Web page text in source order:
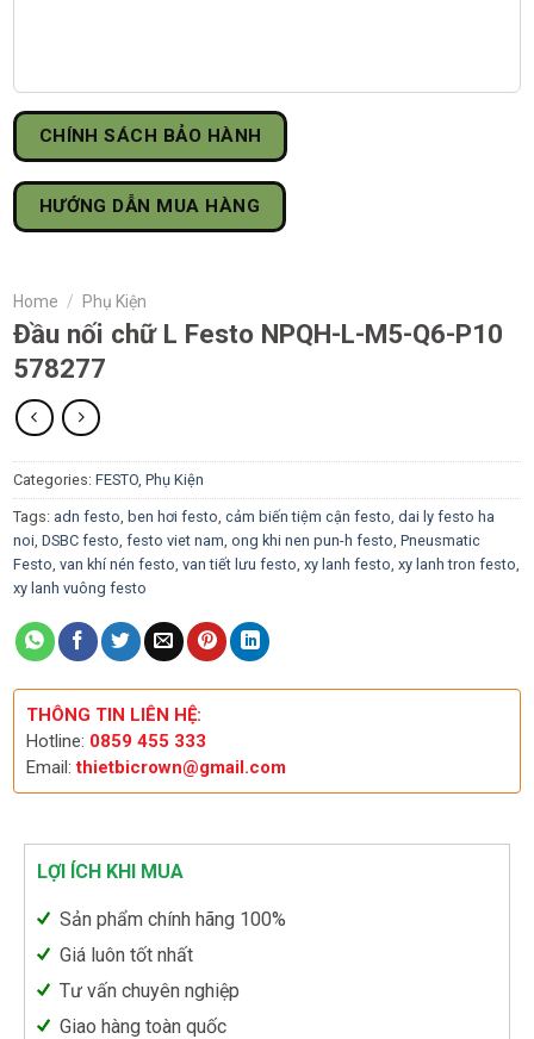
CHÍNH SÁCH BẢO HÀNH
HƯỚNG DẪN MUA HÀNG
Home / Phụ Kiện
Đầu nối chữ L Festo NPQH-L-M5-Q6-P10
578277
Categories: FESTO, Phụ Kiện
Tags: adn festo, ben hơi festo, cảm biến tiệm cận festo, dai ly festo ha
noi, DSBC festo, festo viet nam, ong khi nen pun-h festo, Pneusmatic
Festo, van khí nén festo, van tiết lưu festo, xy lanh festo, xy lanh tron festo,
xy lanh vuông festo
THÔNG TIN LIÊN HỆ:
Hotline: 0859 455 333
Email:thietbicrown@gmail.com
LỢI ÍCH KHI MUA
Sản phẩm chính hãng 100%
Giá luôn tốt nhất
Tư vấn chuyên nghiệp
Giao hàng toàn quốc